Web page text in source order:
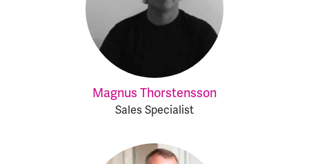
Magnus Thorstensson
Sales Specialist